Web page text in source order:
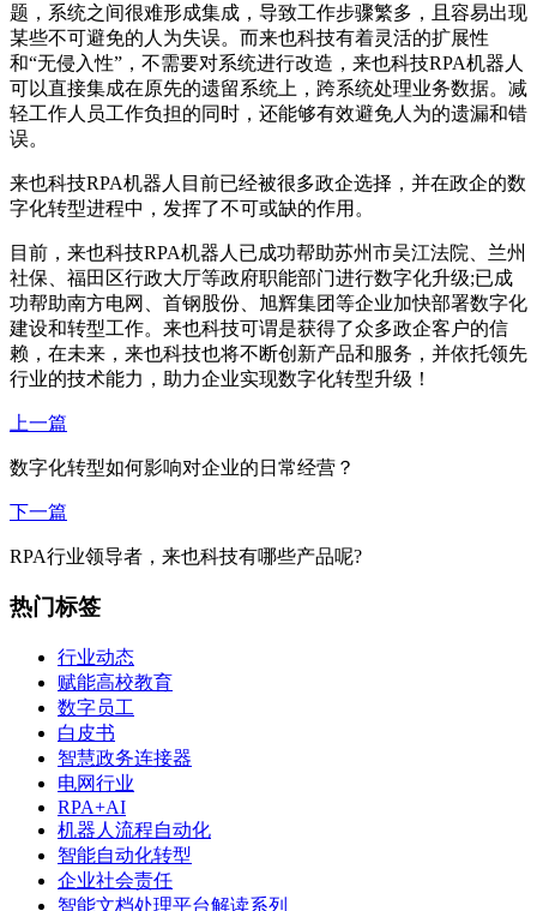
题，系统之间很难形成集成，导致工作步骤繁多，且容易出现
某些不可避免的人为失误。而来也科技有着灵活的扩展性
和“无侵入性”，不需要对系统进行改造，来也科技RPA机器人
可以直接集成在原先的遗留系统上，跨系统处理业务数据。减
轻工作人员工作负担的同时，还能够有效避免人为的遗漏和错
误。
来也科技RPA机器人目前已经被很多政企选择，并在政企的数
字化转型进程中，发挥了不可或缺的作用。
目前，来也科技RPA机器人已成功帮助苏州市吴江法院、兰州
社保、福田区行政大厅等政府职能部门进行数字化升级;已成
功帮助南方电网、首钢股份、旭辉集团等企业加快部署数字化
建设和转型工作。来也科技可谓是获得了众多政企客户的信
赖，在未来，来也科技也将不断创新产品和服务，并依托领先
行业的技术能力，助力企业实现数字化转型升级！
上一篇
数字化转型如何影响对企业的日常经营？
下一篇
RPA行业领导者，来也科技有哪些产品呢?
热门标签
行业动态
赋能高校教育
数字员工
白皮书
智慧政务连接器
电网行业
RPA+AI
机器人流程自动化
智能自动化转型
企业社会责任
智能文档处理平台解读系列